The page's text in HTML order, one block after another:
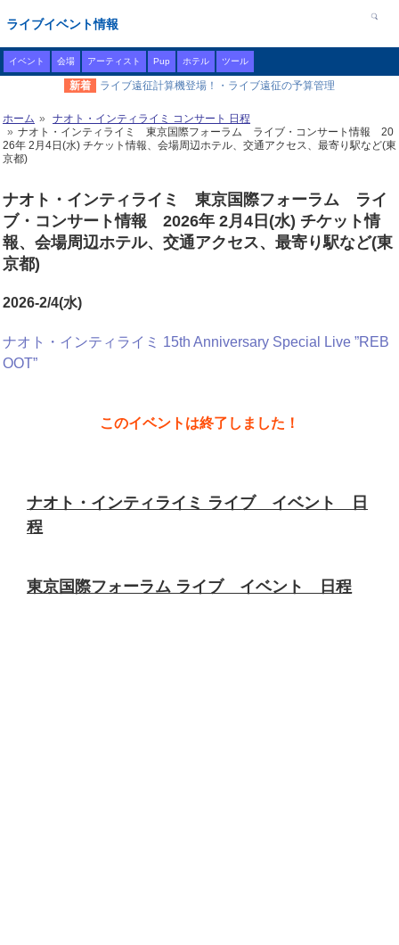
ライブイベント情報
イベント 会場 アーティスト Pup ホテル ツール
新着 ライブ遠征計算機登場！・ライブ遠征の予算管理
ホーム
ナオト・インティライミ コンサート 日程
ナオト・インティライミ 東京国際フォーラム ライブ・コンサート情報 20
26年 2月4日(水) チケット情報、会場周辺ホテル、交通アクセス、最寄り駅など(東
京都)
ナオト・インティライミ 東京国際フォーラム ライ
ブ・コンサート情報 2026年 2月4日(水) チケット情
報、会場周辺ホテル、交通アクセス、最寄り駅など(東
京都)
2026-2/4(水)
ナオト・インティライミ 15th Anniversary Special Live ”REB
OOT”
このイベントは終了しました！
ナオト・インティライミ ライブ イベント 日
程
東京国際フォーラム ライブ イベント 日程